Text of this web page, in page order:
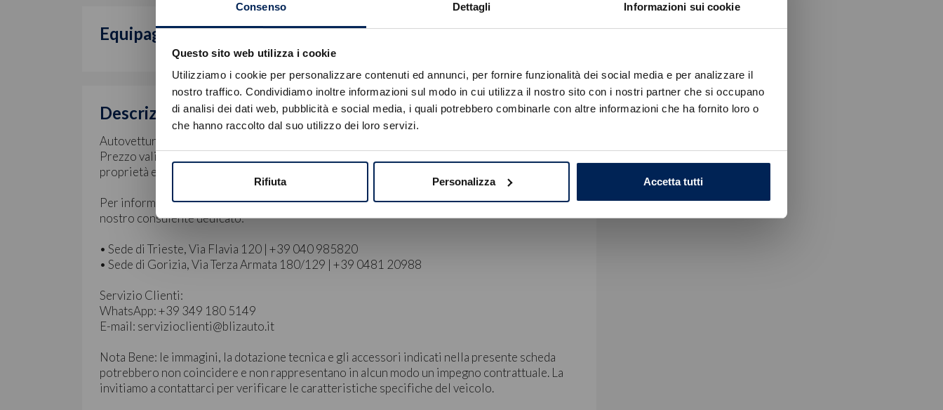
Consenso Dettagli Informazioni sui cookie
Questo sito web utilizza i cookie
Utilizziamo i cookie per personalizzare contenuti ed annunci, per fornire funzionalità dei social media e per analizzare il
nostro traffico. Condividiamo inoltre informazioni sul modo in cui utilizza il nostro sito con i nostri partner che si occupano
di analisi dei dati web, pubblicità e social media, i quali potrebbero combinarle con altre informazioni che ha fornito loro o
che hanno raccolto dal suo utilizzo dei loro servizi.
Rifiuta Personalizza Accetta tutti
Equipaggiamento di serie
Descrizione
Autovettura immatricolata in pronta consegna.
Prezzo valido con finanziamento Stellantis Financial Services escluso del Passaggio di
proprietà ed ulteriori spese.
Per informazioni e preventivi personalizzati La invitiamo a prendere appuntamento con un
nostro consulente dedicato:
• Sede di Trieste, Via Flavia 120 | +39 040 985820
• Sede di Gorizia, Via Terza Armata 180/129 | +39 0481 20988
Servizio Clienti:
WhatsApp: +39 349 180 5149
E-mail: servizioclienti@blizauto.it
Nota Bene: le immagini, la dotazione tecnica e gli accessori indicati nella presente scheda
potrebbero non coincidere e non rappresentano in alcun modo un impegno contrattuale. La
invitiamo a contattarci per verificare le caratteristiche specifiche del veicolo.
Errore
Caricamento veicoli non riuscito
OK